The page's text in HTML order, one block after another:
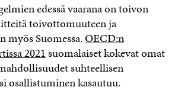
edessä vaarana on toivon
toivottomuuteen ja
myös Suomessa.OECD:n
2021suomalaiset kokevat omat
suhteellisen
osallistuminen kasautuu.